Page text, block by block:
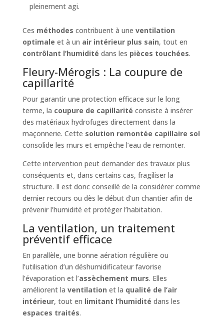
pleinement agi.
Ces méthodes contribuent à une ventilation
optimale et à un air intérieur plus sain, tout en
contrôlant l’humidité dans les pièces touchées.
Fleury-Mérogis : La coupure de
capillarité
Pour garantir une protection efficace sur le long
terme, la coupure de capillarité consiste à insérer
des matériaux hydrofuges directement dans la
maçonnerie. Cette solution remontée capillaire sol
consolide les murs et empêche l’eau de remonter.
Cette intervention peut demander des travaux plus
conséquents et, dans certains cas, fragiliser la
structure. Il est donc conseillé de la considérer comme
dernier recours ou dès le début d’un chantier afin de
prévenir l’humidité et protéger l’habitation.
La ventilation, un traitement
préventif efficace
En parallèle, une bonne aération régulière ou
l’utilisation d’un déshumidificateur favorise
l’évaporation et l’assèchement murs. Elles
améliorent la ventilation et la qualité de l’air
intérieur, tout en limitant l’humidité dans les
espaces traités.